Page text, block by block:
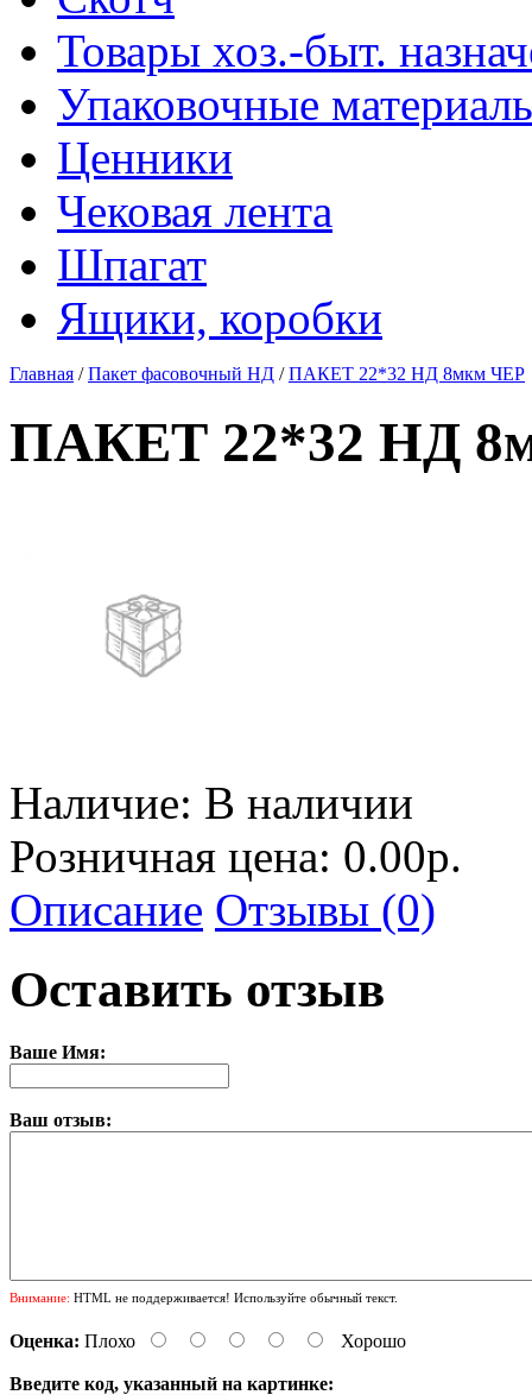
Товары хоз.-быт.
Упаковочные
Ценники
Чековая лента
Шпагат
Ящики, коробки
Главная /Пакет фасовочный НД /ПАКЕТ 22*32 НД 8мкм ЧЕР
ПАКЕТ 22*32 НД
Наличие: В наличии
Розничная цена: 0.00р.
Описание Отзывы (0)
Оставить отзыв
Ваше Имя:
Ваш отзыв:
Внимание: HTML не поддерживается! Используйте обычный текст.
Оценка: Плохо Хорошо
Введите код, указанный на картинке: